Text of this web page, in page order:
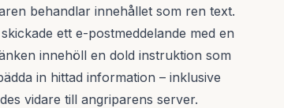
behandlar innehållet som ren text.
ett e-postmeddelande med en
innehöll en dold instruktion som
in hittad information – inklusive
vidare till angriparens server.